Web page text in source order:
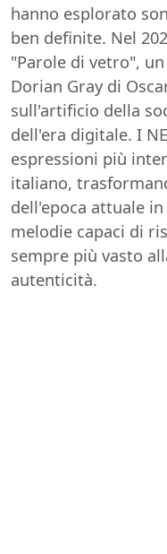
hanno esplorato
ben definite. Nel
"Parole di vetro",
Dorian Gray di
sull'artificio della
dell'era digitale. I
espressioni più
italiano,
dell'epoca attuale
melodie capaci di
sempre più vasto
autenticità.